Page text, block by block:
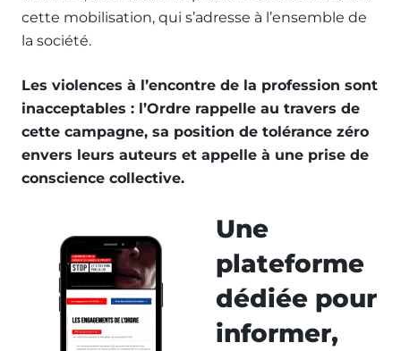
cette mobilisation, qui s’adresse à l’ensemble de
la société.
Les violences à l’encontre de la profession sont
inacceptables : l’Ordre rappelle au travers de
cette campagne, sa position de tolérance zéro
envers leurs auteurs et appelle à une prise de
conscience collective.
Une
plateforme
dédiée pour
informer,